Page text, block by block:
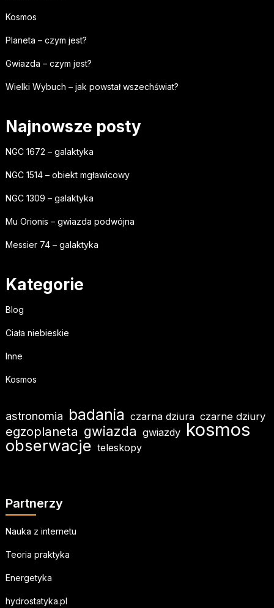
Kosmos
Planeta – czym jest?
Gwiazda – czym jest?
Wielki Wybuch – jak powstał wszechświat?
Najnowsze posty
NGC 1672 – galaktyka
NGC 1514 – obiekt mgławicowy
NGC 1309 – galaktyka
Mu Orionis – gwiazda podwójna
Messier 74 – galaktyka
Kategorie
Blog
Ciała niebieskie
Inne
Kosmos
astronomia badania czarna dziura czarne dziury
egzoplaneta gwiazda gwiazdy kosmos
obserwacje teleskopy
Partnerzy
Nauka z internetu
Teoria praktyka
Energetyka
hydrostatyka.pl